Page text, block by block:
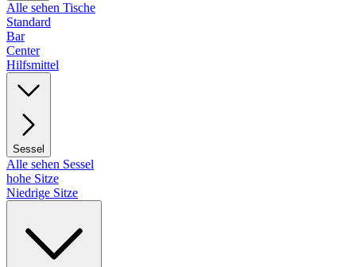
Alle sehen Tische
Standard
Bar
Center
Hilfsmittel
Sessel
Alle sehen Sessel
hohe Sitze
Niedrige Sitze